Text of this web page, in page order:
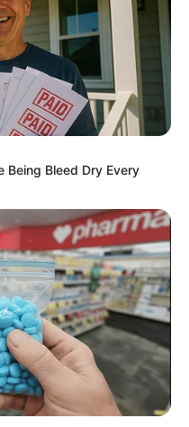
you knew about water
secret to feeling your
Act Like A Horse
Being Bleed Dry Every